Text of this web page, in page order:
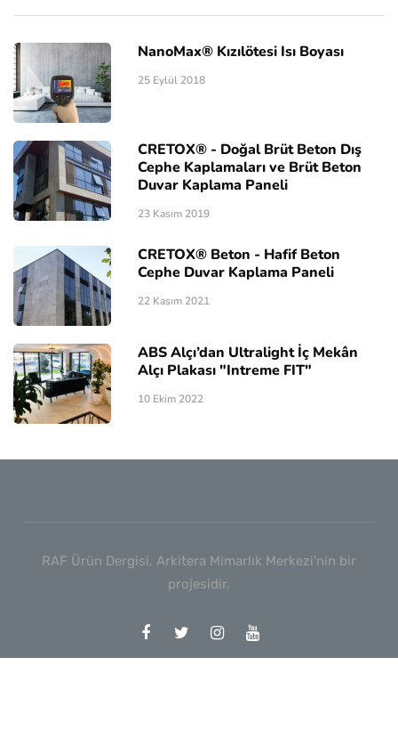
NanoMax® Kızılötesi Isı Boyası
25 Eylül 2018
CRETOX® - Doğal Brüt Beton Dış
Cephe Kaplamaları ve Brüt Beton
Duvar Kaplama Paneli
23 Kasım 2019
CRETOX® Beton - Hafif Beton
Cephe Duvar Kaplama Paneli
22 Kasım 2021
ABS Alçı’dan Ultralight İç Mekân
Alçı Plakası "Intreme FIT"
10 Ekim 2022
RAF Ürün Dergisi, Arkitera Mimarlık Merkezi'nin bir
projesidir.